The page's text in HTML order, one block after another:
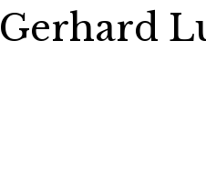
Gerhard